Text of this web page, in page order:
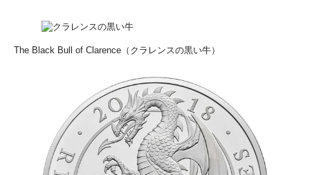
The Black Bull of Clarence（クラレンスの黒い牛）